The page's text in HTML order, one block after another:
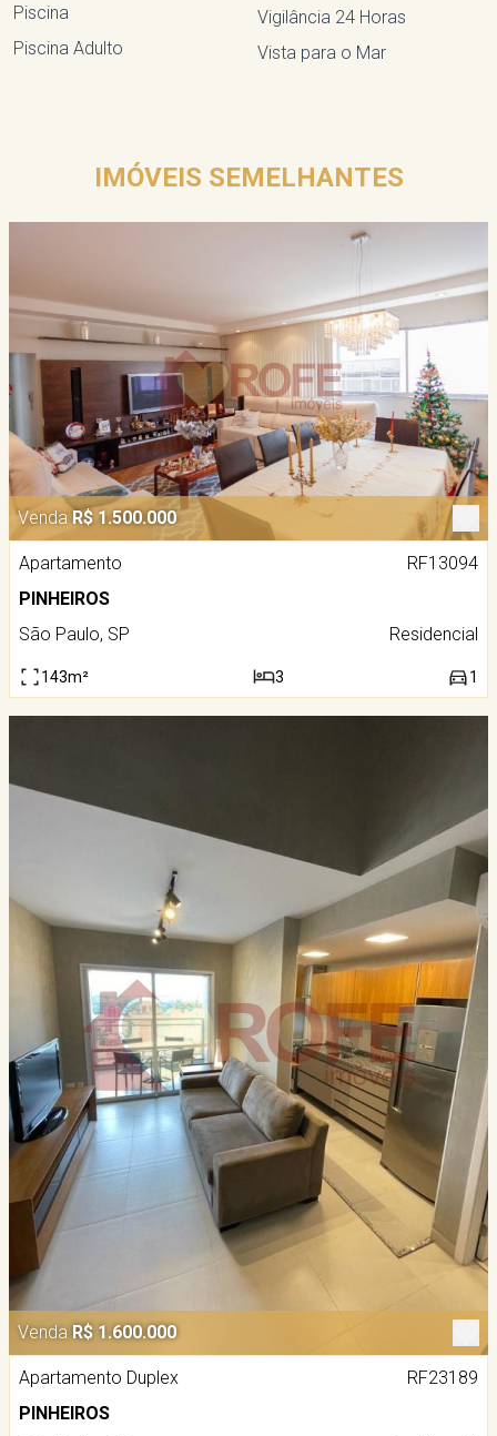
Piscina
Piscina Adulto
Vigilância 24 Horas
Vista para o Mar
IMÓVEIS SEMELHANTES
Venda R$ 1.500.000
Apartamento
RF13094
PINHEIROS
São Paulo, SP
Residencial
143m² 3 1
Venda R$ 1.600.000
Apartamento Duplex
RF23189
PINHEIROS